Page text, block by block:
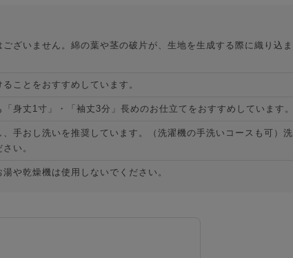
ざいません。綿の葉や茎の破片が、生地を生成する際に織り込ま
ことをおすすめしています。
身丈1寸」・「袖丈3分」長めのお仕立てをおすすめしています。
手おし洗いを推奨しています。（洗濯機の手洗いコースも可）洗
い。
や乾燥機は使用しないでください。